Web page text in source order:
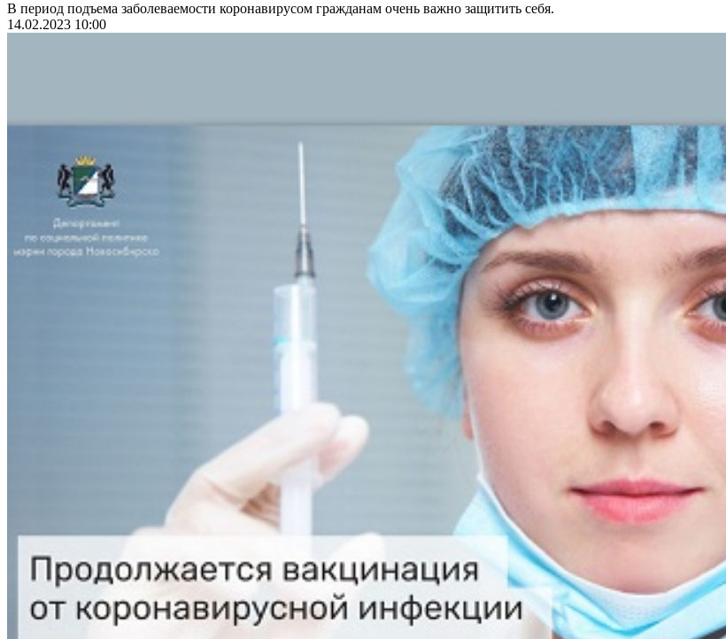
В период подъема заболеваемости коронавирусом гражданам очень важно защитить себя.
14.02.2023 10:00